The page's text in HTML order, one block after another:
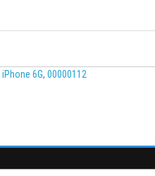
6G, 00000112